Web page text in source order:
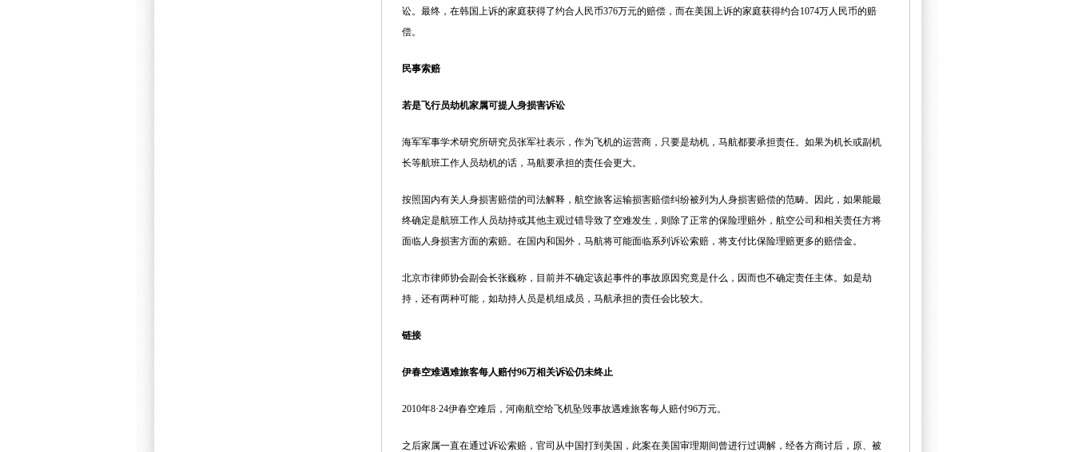
讼。最终，在韩国上诉的家庭获得了约合人民币376万元的赔偿，而在美国上诉的家庭获得约合1074万人民币的赔
偿。
民事索赔
若是飞行员劫机家属可提人身损害诉讼
海军军事学术研究所研究员张军社表示，作为飞机的运营商，只要是劫机，马航都要承担责任。如果为机长或副机
长等航班工作人员劫机的话，马航要承担的责任会更大。
按照国内有关人身损害赔偿的司法解释，航空旅客运输损害赔偿纠纷被列为人身损害赔偿的范畴。因此，如果能最
终确定是航班工作人员劫持或其他主观过错导致了空难发生，则除了正常的保险理赔外，航空公司和相关责任方将
面临人身损害方面的索赔。在国内和国外，马航将可能面临系列诉讼索赔，将支付比保险理赔更多的赔偿金。
北京市律师协会副会长张巍称，目前并不确定该起事件的事故原因究竟是什么，因而也不确定责任主体。如是劫
持，还有两种可能，如劫持人员是机组成员，马航承担的责任会比较大。
链接
伊春空难遇难旅客每人赔付96万相关诉讼仍未终止
2010年8·24伊春空难后，河南航空给飞机坠毁事故遇难旅客每人赔付96万元。
之后家属一直在通过诉讼索赔，官司从中国打到美国，此案在美国审理期间曾进行过调解，经各方商讨后，原、被